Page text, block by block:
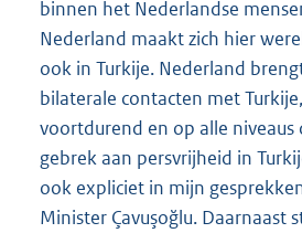
binnen het Nederlandse
Nederland maakt zich hier
ook in Turkije. Nederland
bilaterale contacten met
voortdurend en op alle niveaus
gebrek aan persvrijheid in
ook expliciet in mijn
Minister Çavuşoğlu. Daarnaast